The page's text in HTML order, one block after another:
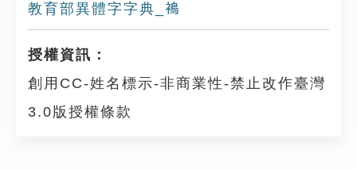
教育部異體字字典_𧜣
授權資訊：
創用CC-姓名標示-非商業性-禁止改作臺灣
3.0版授權條款